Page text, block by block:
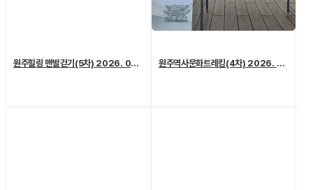
원주힐링 맨발걷기(5차) 2026. 07. 04. (토) 원주역사문화트레킹(4차) 2026. 06. 27.(토)